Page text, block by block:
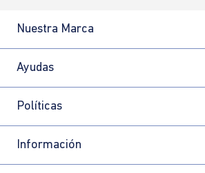
Nuestra Marca
Ayudas
Políticas
Información